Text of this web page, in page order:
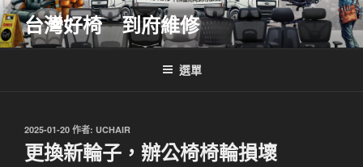
跳
至
主
台灣好椅 到府維修
選單
發
佈
於
2025-01-20 作者: UCHAIR
更換新輪子，辦公椅椅輪損壞